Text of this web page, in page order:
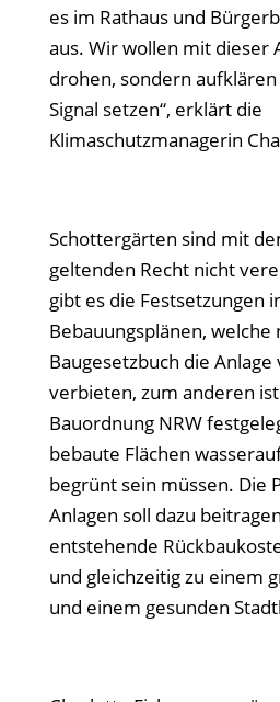
es im Rathaus und
aus. Wir wollen mit dieser
drohen, sondern
Signal setzen“, erklärt die
Klimaschutzmanagerin
Schottergärten sind mit
geltenden Recht nicht
gibt es die Festsetzungen
Bebauungsplänen, welche
Baugesetzbuch die
verbieten, zum anderen
Bauordnung NRW
bebaute Flächen
begrünt sein müssen. Die
Anlagen soll dazu
entstehende
und gleichzeitig zu einem
und einem gesunden